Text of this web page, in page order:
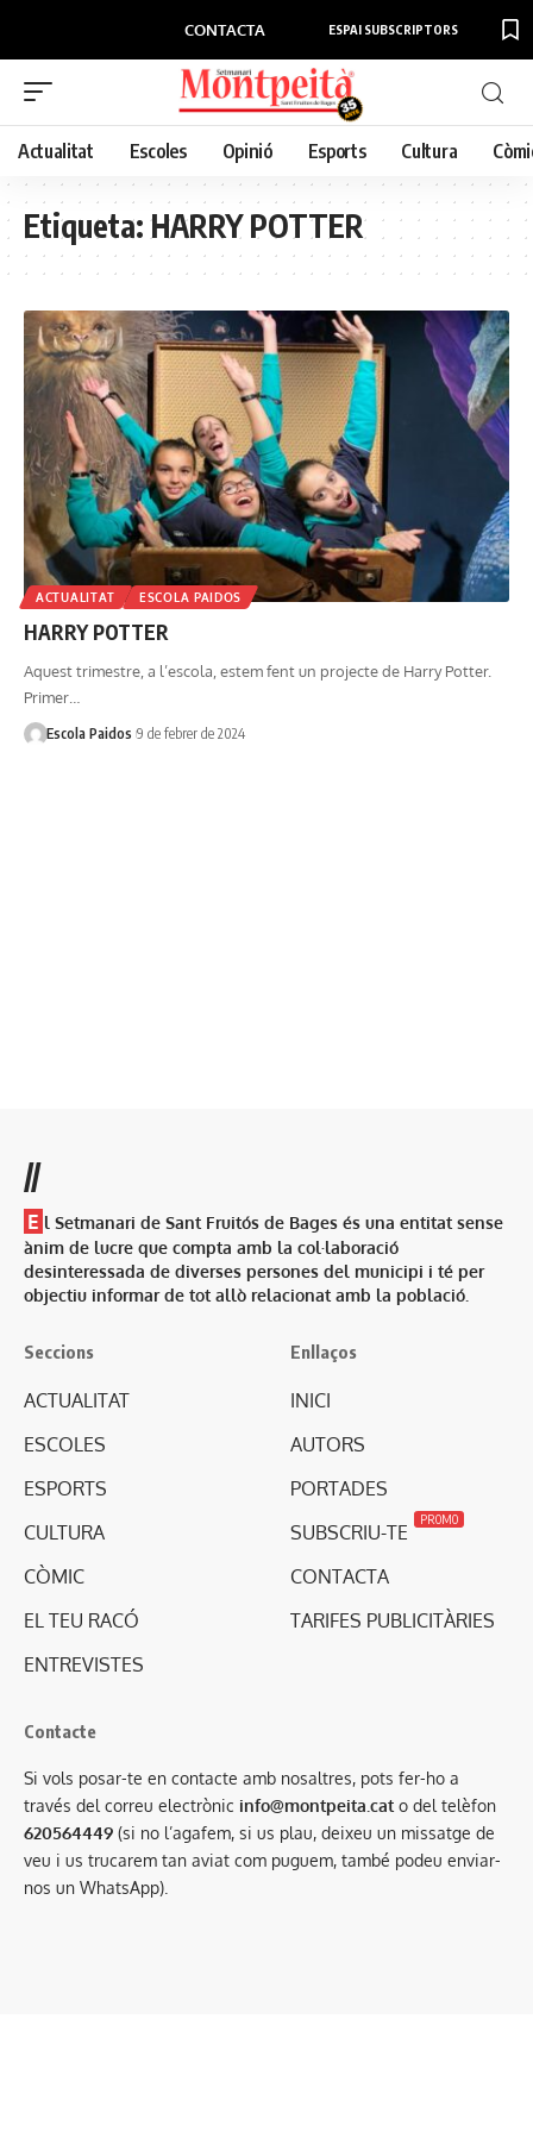
CONTACTA ESPAI SUBSCRIPTORS
Actualitat Escoles Opinió Esports Cultura
Etiqueta:HARRY POTTER
ACTUALITAT ESCOLA PAIDOS
HARRY POTTER
Aquest trimestre, a l’escola, estem fent un projecte de Harry Potter.
Primer…
Escola Paidos 9 de febrer de 2024
//
E l Setmanari de Sant Fruitós de Bages és una entitat sense
ànim de lucre que compta amb la col·laboració
desinteressada de diverses persones del municipi i té per
objectiu informar de tot allò relacionat amb la població.
Seccions
ACTUALITAT
ESCOLES
ESPORTS
CULTURA
CÒMIC
EL TEU RACÓ
ENTREVISTES
Enllaços
INICI
AUTORS
PORTADES
SUBSCRIU-TE
PROMO
CONTACTA
TARIFES PUBLICITÀRIES
Contacte
Si vols posar-te en contacte amb nosaltres, pots fer-ho a
través del correu electrònic info@montpeita.cat o del telèfon
620564449 (si no l’agafem, si us plau, deixeu un missatge de
veu i us trucarem tan aviat com puguem, també podeu enviar-
nos un WhatsApp).